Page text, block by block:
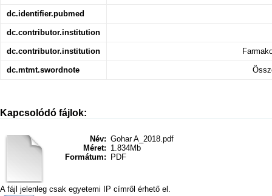
dc.identifier.pubmed
dc.contributor.institution
dc.contributor.institution
dc.mtmt.swordnote
Kapcsolódó fájlok:
Név: Gohar A_2018.pdf
Méret: 1.834Mb
Formátum:
PDF
A fájl jelenleg csak egyetemi IP címről érhető el.